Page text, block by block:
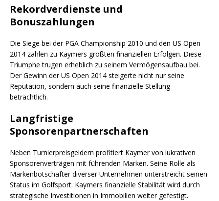
Rekordverdienste und
Bonuszahlungen
Die Siege bei der PGA Championship 2010 und den US Open
2014 zählen zu Kaymers größten finanziellen Erfolgen. Diese
Triumphe trugen erheblich zu seinem Vermögensaufbau bei.
Der Gewinn der US Open 2014 steigerte nicht nur seine
Reputation, sondern auch seine finanzielle Stellung
beträchtlich.
Langfristige
Sponsorenpartnerschaften
Neben Turnierpreisgeldern profitiert Kaymer von lukrativen
Sponsorenverträgen mit führenden Marken. Seine Rolle als
Markenbotschafter diverser Unternehmen unterstreicht seinen
Status im Golfsport. Kaymers finanzielle Stabilität wird durch
strategische Investitionen in Immobilien weiter gefestigt.